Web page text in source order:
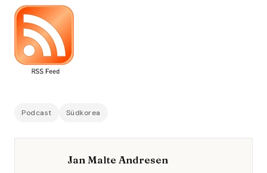
Podcast Südkorea
Jan Malte Andresen